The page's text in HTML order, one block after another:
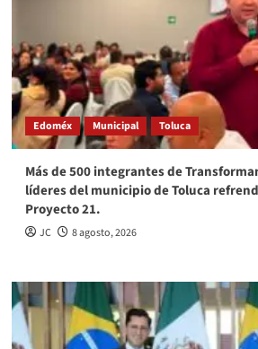
Edoméx Municipal Toluca
Más de 500 integrantes de
líderes del municipio de Toluca
Proyecto 21.
JC 8 agosto, 2026